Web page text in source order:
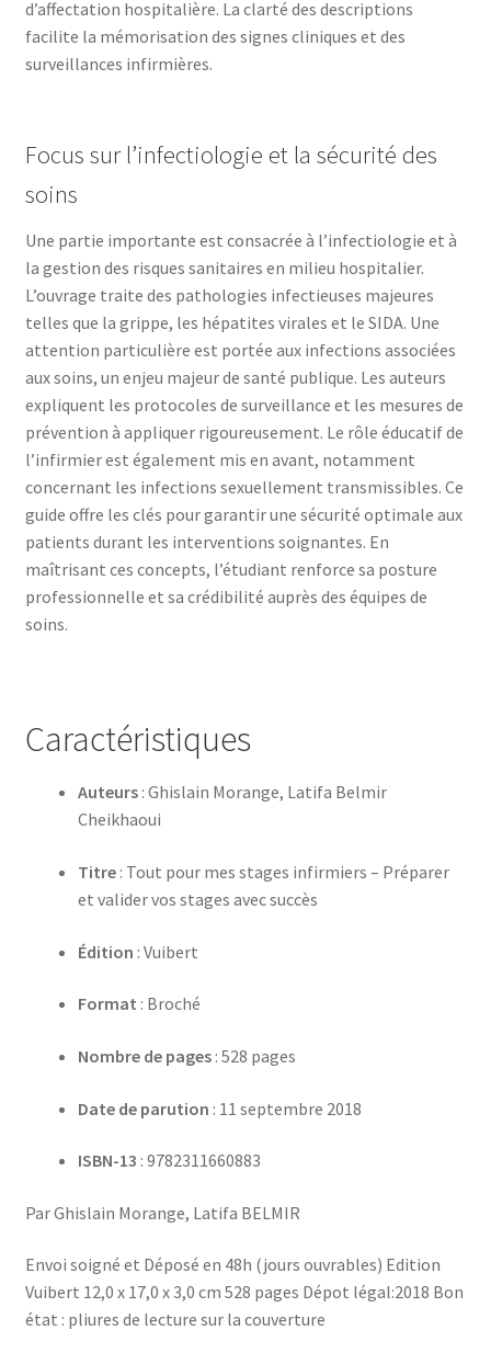
d’affectation hospitalière. La clarté des descriptions
facilite la mémorisation des signes cliniques et des
surveillances infirmières.
Focus sur l’infectiologie et la sécurité des
soins
Une partie importante est consacrée à l’infectiologie et à
la gestion des risques sanitaires en milieu hospitalier.
L’ouvrage traite des pathologies infectieuses majeures
telles que la grippe, les hépatites virales et le SIDA. Une
attention particulière est portée aux infections associées
aux soins, un enjeu majeur de santé publique. Les auteurs
expliquent les protocoles de surveillance et les mesures de
prévention à appliquer rigoureusement. Le rôle éducatif de
l’infirmier est également mis en avant, notamment
concernant les infections sexuellement transmissibles. Ce
guide offre les clés pour garantir une sécurité optimale aux
patients durant les interventions soignantes. En
maîtrisant ces concepts, l’étudiant renforce sa posture
professionnelle et sa crédibilité auprès des équipes de
soins.
Caractéristiques
Auteurs: Ghislain Morange, Latifa Belmir
Cheikhaoui
Titre: Tout pour mes stages infirmiers – Préparer
et valider vos stages avec succès
Édition : Vuibert
Format : Broché
Nombre de pages: 528 pages
Date de parution : 11 septembre 2018
ISBN-13 : 9782311660883
Par Ghislain Morange, Latifa BELMIR
Envoi soigné et Déposé en 48h (jours ouvrables) Edition
Vuibert 12,0 x 17,0 x 3,0 cm 528 pages Dépot légal:2018 Bon
état : pliures de lecture sur la couverture